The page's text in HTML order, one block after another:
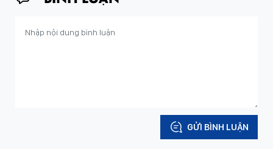
GỬI BÌNH LUẬN